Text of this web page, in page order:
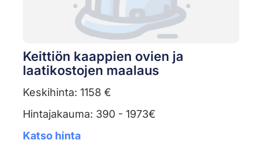
Keittiön kaappien ovien ja
laatikostojen maalaus
Keskihinta: 1158 €
Hintajakauma: 390 - 1973€
Katso hinta